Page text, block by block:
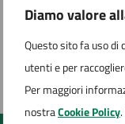
Diamo valore
Questo sito fa uso di
utenti e per
Per maggiori
nostraCookie Policy
Ultimo